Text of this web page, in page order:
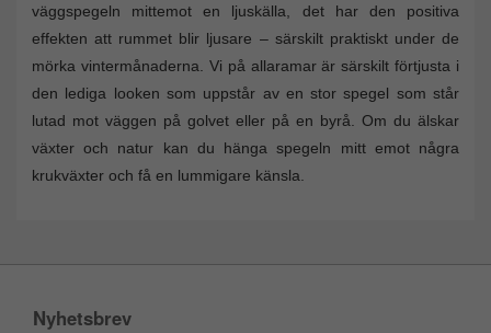
väggspegeln mittemot en ljuskälla, det har den positiva
effekten att rummet blir ljusare – särskilt praktiskt under de
mörka vintermånaderna. Vi på allaramar är särskilt förtjusta i
den lediga looken som uppstår av en stor spegel som står
lutad mot väggen på golvet eller på en byrå. Om du älskar
växter och natur kan du hänga spegeln mitt emot några
krukväxter och få en lummigare känsla.
Nyhetsbrev